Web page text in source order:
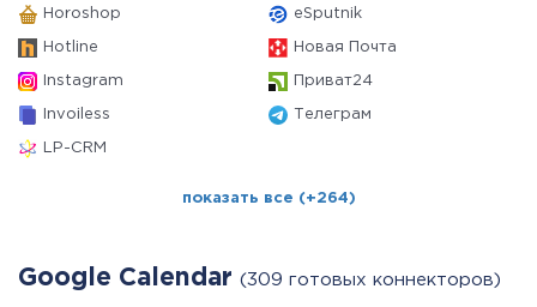
Horoshop eSputnik
Hotline Новая Почта
Instagram Приват24
Invoiless Телеграм
LP-CRM
показать все (+264)
Google Calendar (309 готовых коннекторов)